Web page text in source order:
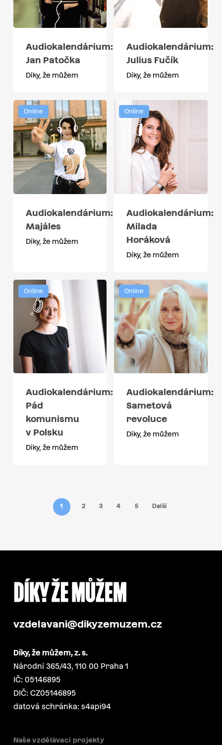
Audiokalendárium:
Jan Patočka
Díky, že můžem
Audiokalendárium:
Julius Fučík
Díky, že můžem
Online
Audiokalendárium:
Majáles
Díky, že můžem
Online
Audiokalendárium:
Milada
Horáková
Díky, že můžem
Online
Audiokalendárium:
Pád
komunismu
v Polsku
Díky, že můžem
Online
Audiokalendárium:
Sametová
revoluce
Díky, že můžem
1 2 3 4 5 Další
vzdelavani@dikyzemuzem.cz
Díky, že můžem, z. s.
Národní 365/43, 110 00 Praha 1
IČ: 05146895
DIČ: CZ05146895
datová schránka: s4api94
Naše vzdělávací projekty